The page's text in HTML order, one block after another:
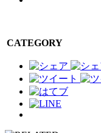
CATEGORY